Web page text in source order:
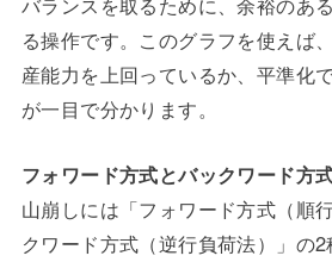
る操作です。このグラフを使えば
産能力を上回っているか、平準化
が一目で分かります。
フォワード方式とバックワード方
山崩しには「フォワード方式（順
クワード方式（逆行負荷法）」の